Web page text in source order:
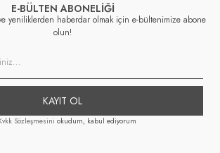
E-BÜLTEN ABONELİĞİ
yeniliklerden haberdar olmak için e-bültenimize abone
olun!
KAYIT OL
Sözleşmesini okudum, kabul ediyorum